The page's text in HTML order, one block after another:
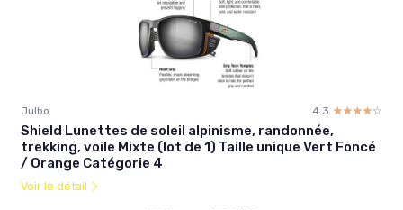
Julbo 4.3 ☆☆☆☆☆
★★★★★
Shield Lunettes de soleil alpinisme, randonnée,
trekking, voile Mixte (lot de 1) Taille unique Vert Foncé
/ Orange Catégorie 4
Voir le détail